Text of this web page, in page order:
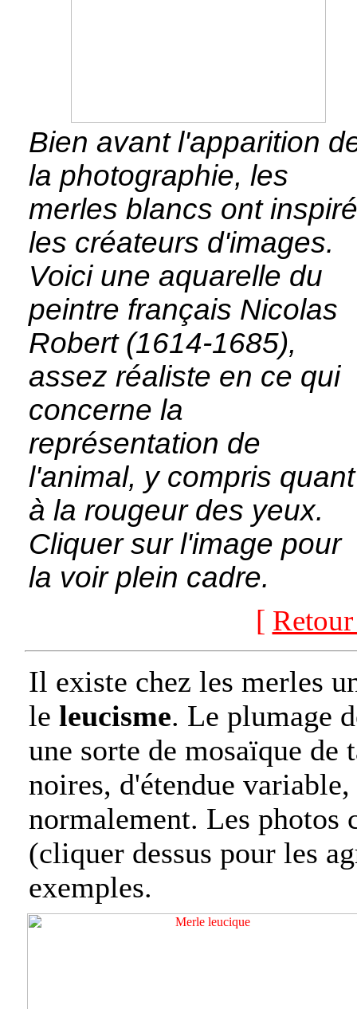
Bien avant l'apparition
la photographie, les
merles blancs ont inspiré
les créateurs d'images.
Voici une aquarelle du
peintre français Nicolas
Robert (1614-1685),
assez réaliste en ce qui
concerne la
représentation de
l'animal, y compris quant
à la rougeur des yeux.
Cliquer sur l'image pour
la voir plein cadre.
[
Il existe chez les merles
le leucisme. Le plumage
une sorte de mosaïque de
noires, d'étendue
normalement. Les photos
(cliquer dessus pour les
exemples.